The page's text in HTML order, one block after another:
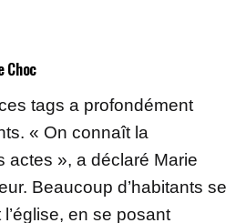
Choc
tags a profondément
« On connaît la
actes », a déclaré Marie
Beaucoup d’habitants se
en se posant